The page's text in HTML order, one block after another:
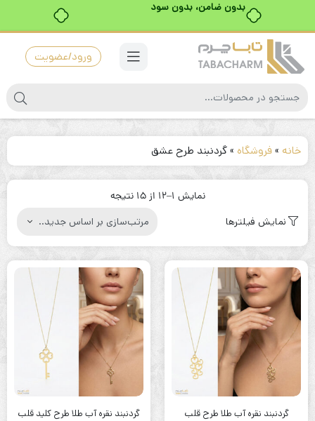
بدون ضامن، بدون سود
ورود/عضویت
خانه »فروشگاه »گردنبند طرح عشق
نمایش 1–12 از 15 نتیجه
مرتب‌سازی
اساس
نمایش فیلترها
گردنبند نقره آب طلا طرح قلب گردنبند نقره آب طلا طرح کلید قلب